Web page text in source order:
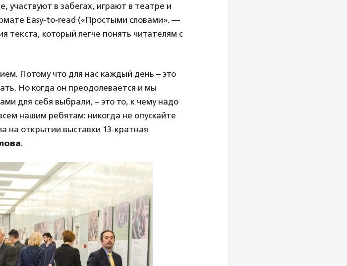
участвуют в забегах, играют в театре и
Easy-to-read («Простыми словами». —
текста, который легче понять читателям с
Потому что для нас каждый день – это
Но когда он преодолевается и мы
для себя выбрали, – это то, к чему надо
нашим ребятам: никогда не опускайте
на открытии выставки 13-кратная
.